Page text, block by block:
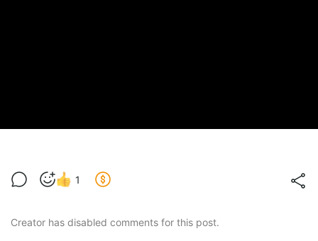
1
Creator has disabled comments for this post.